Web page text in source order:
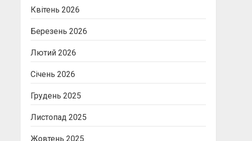
Квітень 2026
Березень 2026
Лютий 2026
Січень 2026
Грудень 2025
Листопад 2025
Жовтень 2025